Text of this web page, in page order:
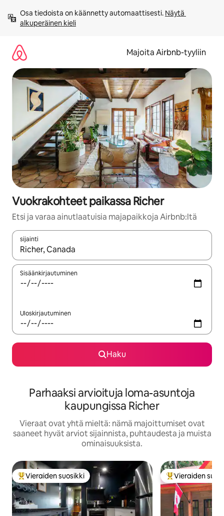
sisältö
väliin
Osa tiedoista on käännetty automaattisesti. Näytä
alkuperäinen kieli
Majoita Airbnb-tyyliin
Vuokrakohteet paikassa Richer
Etsi ja varaa ainutlaatuisia majapaikkoja Airbnb:ltä
sijainti
Kun tulokset ovat saatavilla, navigoi ylös- ja alas-
Sisäänkirjautuminen
Uloskirjautuminen
Haku
Parhaaksi arvioituja loma-asuntoja
kaupungissa Richer
Vieraat ovat yhtä mieltä: nämä majoittumiset ovat
saaneet hyvät arviot sijainnista, puhtaudesta ja muista
ominaisuuksista.
Vieraiden suosikkien parhaimmistoa
Vieraiden suosikki Vieraiden
Vieraiden